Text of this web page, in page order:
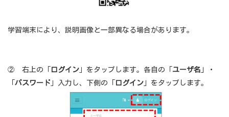
学習端末により、説明画像と一部異なる場合があります。
② 右上の「 ログイン 」をタップします。各自の「 ユーザ名 」・
パスワード 」入力し、下側の「 ログイン 」をタップします。